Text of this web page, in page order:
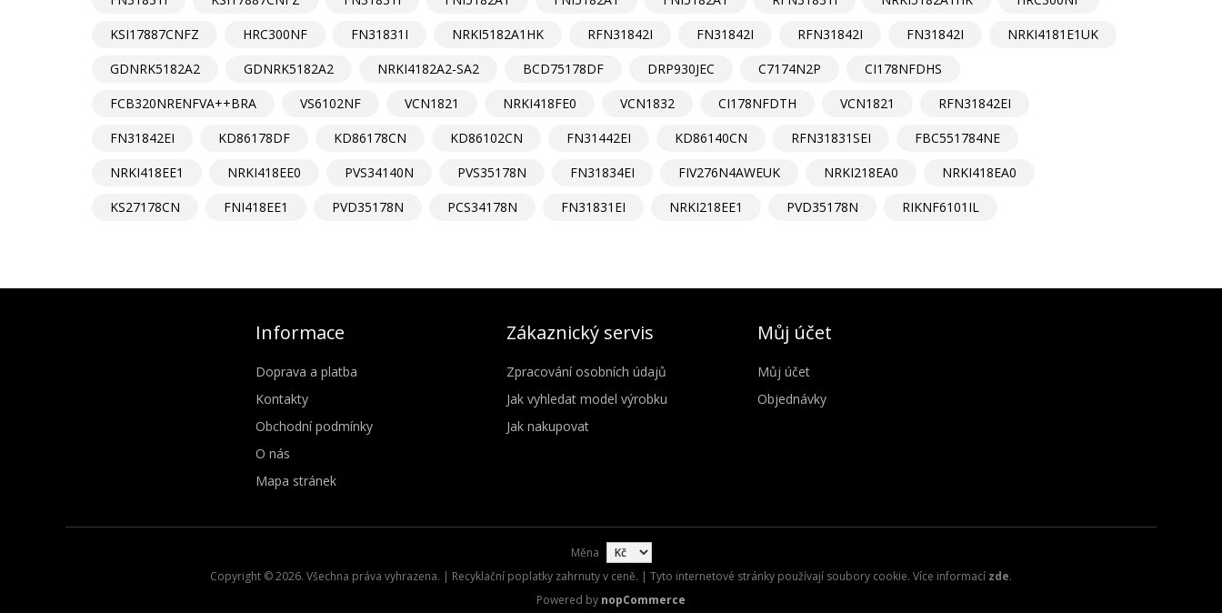
KSI17887CNFZ
HRC300NF FN31831I NRKI5182A1HK RFN31842I FN31842I RFN31842I FN31842I
NRKI4181E1UK
GDNRK5182A2
GDNRK5182A2 NRKI4182A2-SA2 BCD75178DF DRP930JEC C7174N2P
CI178NFDHS
FCB320NRENFVA++BRA
VS6102NF VCN1821 NRKI418FE0 VCN1832 CI178NFDTH VCN1821
RFN31842EI
FN31842EI
KD86178DF KD86178CN KD86102CN FN31442EI KD86140CN RFN31831SEI
FBC551784NE
NRKI418EE1
NRKI418EE0 PVS34140N PVS35178N FN31834EI FIV276N4AWEUK NRKI218EA0
NRKI418EA0
KS27178CN
FNI418EE1 PVD35178N PCS34178N FN31831EI NRKI218EE1 PVD35178N RIKNF6101IL
Informace
Doprava a platba
Kontakty
Obchodní podmínky
O nás
Mapa stránek
Zákaznický servis
Zpracování osobních údajů
Jak vyhledat model výrobku
Jak nakupovat
Můj účet
Můj účet
Objednávky
Měna
Copyright © 2026. Všechna práva vyhrazena. | Recyklační poplatky zahrnuty v ceně. | Tyto internetové stránky používají soubory cookie. Více informací zde.
Powered by nopCommerce